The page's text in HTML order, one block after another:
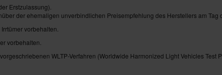
Erstzulassung).
der ehemaligen unverbindlichen Preisempfehlung des Herstellers am Tag
vorbehalten.
vorbehalten.
WLTP-Verfahren (Worldwide Harmonized Light Vehicles Test